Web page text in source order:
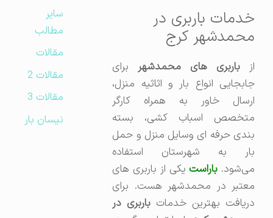
خدمات باربری در
محمدشهر کرج
باربری های محمدشهربرای
جابجایی انواع بار و اثاثیه منزل،
ارسال خاور به همراه کارگر
متخصص اسباب کشی، بسته
بندی حرفه ای وسایل منزل و حمل
بار به شهرستان استفاده
می‌شود.باراست یکی از باربری های
معتبر در محمدشهر هست. برای
دریافت بهترین خدماتباربری در
مطالب
مقالات
مقالات 2
مقالات 3
نیسان بار